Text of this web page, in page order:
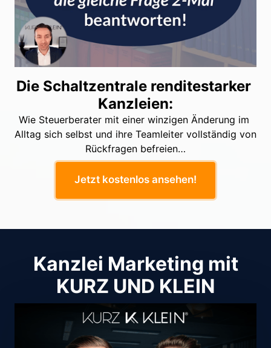
Die Schaltzentrale renditestarker
Kanzleien:
Wie Steuerberater mit einer winzigen Änderung im
Alltag sich selbst und ihre Teamleiter vollständig von
Jetzt kostenlos ansehen!
Kanzlei Marketing mit
KURZ UND KLEIN